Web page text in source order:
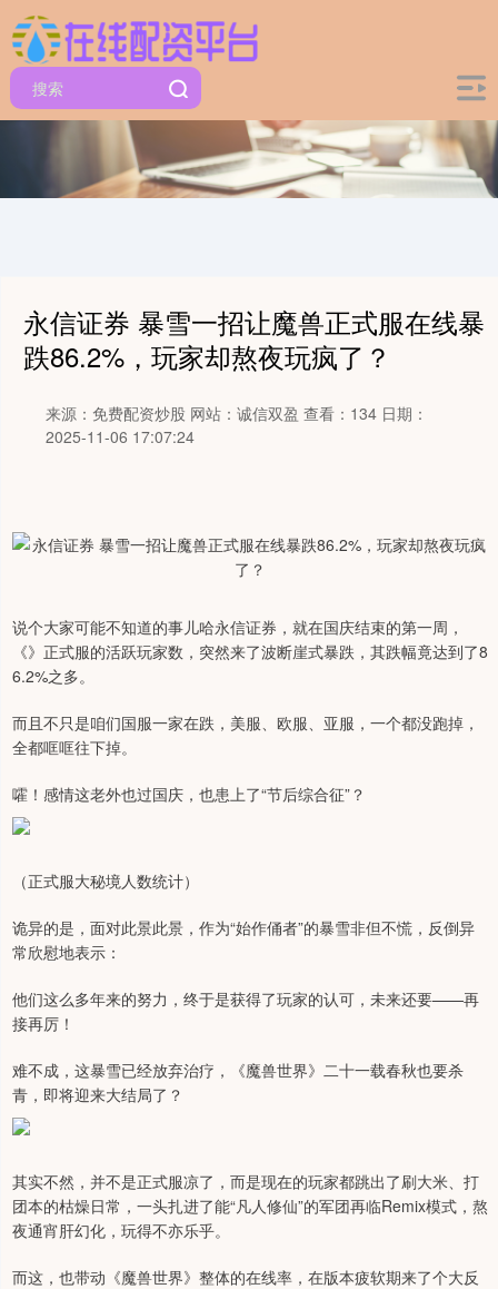
永信证券 暴雪一招让魔兽正式服在线暴
跌86.2%，玩家却熬夜玩疯了？
来源：免费配资炒股 网站：诚信双盈 查看：134 日期：
2025-11-06 17:07:24
说个大家可能不知道的事儿哈永信证券，就在国庆结束的第一周，
《》正式服的活跃玩家数，突然来了波断崖式暴跌，其跌幅竟达到了8
6.2%之多。
而且不只是咱们国服一家在跌，美服、欧服、亚服，一个都没跑掉，
全都哐哐往下掉。
嚯！感情这老外也过国庆，也患上了“节后综合征”？
（正式服大秘境人数统计）
诡异的是，面对此景此景，作为“始作俑者”的暴雪非但不慌，反倒异
常欣慰地表示：
他们这么多年来的努力，终于是获得了玩家的认可，未来还要——再
接再厉！
难不成，这暴雪已经放弃治疗，《魔兽世界》二十一载春秋也要杀
青，即将迎来大结局了？
其实不然，并不是正式服凉了，而是现在的玩家都跳出了刷大米、打
团本的枯燥日常，一头扎进了能“凡人修仙”的军团再临Remix模式，熬
夜通宵肝幻化，玩得不亦乐乎。
而这，也带动《魔兽世界》整体的在线率，在版本疲软期来了个大反